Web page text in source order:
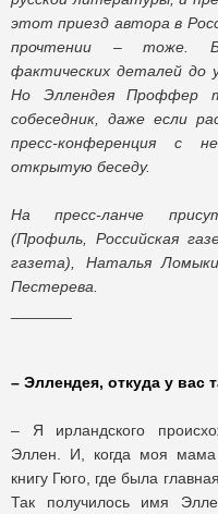
этот приезд автора в
прочтении – тоже.
фактических деталей до
Но Эллендея Проффер
собеседник, даже если
пресс-конференция с
открытую беседу.
На пресс-ланче
(Профиль, Российская
газета), Наталья
Пестерева.
– Эллендея, откуда у вас
– Я ирландского
Эллен. И, когда моя
книгу Гюго, где была
Так получилось имя